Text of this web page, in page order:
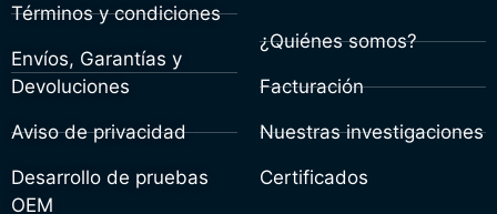
Términos y condiciones
Envíos, Garantías y
Devoluciones
Aviso de privacidad
Desarrollo de pruebas
OEM
¿Quiénes somos?
Facturación
Nuestras investigaciones
Certificados